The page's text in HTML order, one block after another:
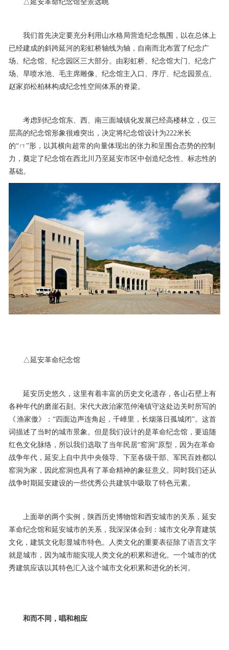
△延安革命纪念馆全景远眺
我们首先决定要充分利用山水格局营造纪念氛围，以在总体上
已经建成的斜跨延河的彩虹桥轴线为轴，自南而北布置了纪念广
场、纪念馆、纪念园区三大部分。由彩虹桥、纪念馆大门、纪念广
场、旱喷水池、毛主席雕像、纪念馆主入口、序厅、纪念园景点、
赵家峁松柏林构成纪念性空间体系的脊梁。
考虑到纪念馆东、西、南三面城镇化发展已经高楼林立，仅三
层高的纪念馆形象很难突出，决定将纪念馆设计为222米长
的“ㄇ”形，以其横向超常的向量体现出的张力和呈围合态势的控制
力，奠定了纪念馆在西北川乃至延安市区中创造纪念性、标志性的
基础。
△延安革命纪念馆
延安历史悠久，这里有着丰富的历史文化遗存，各山石壁上有
各种年代的磨崖石刻。宋代大政治家范仲淹镇守这处边关时所写的
《 渔家傲》：“四面边声连角起，千嶂里，长烟落日孤城闭”。这首
词描述了当时的城市景象。但是我们设计的是革命纪念馆，要追随
红色文化脉络，所以我们选取了当年民居“窑洞”原型，因为在革命
战争年代，延安上自中共中央领导、下至各级干部、军民百姓都以
窑洞为家，因此窑洞也具有了革命精神的象征意义。同时我们还从
战争时期延安建设的一些优秀公共建筑中吸取了特色元素。
上面举的两个实例，陕西历史博物馆和西安城市的关系，延安
革命纪念馆和延安城市的关系，我深深体会到：城市文化孕育建筑
文化，建筑文化彰显城市特色。人类文化的重要表征除了语言文字
就是城市，因为城市能实现人类文化的积累和进化。一个城市的优
秀建筑应该以其特色汇入这个城市文化积累和进化的长河。
和而不同，唱和相应